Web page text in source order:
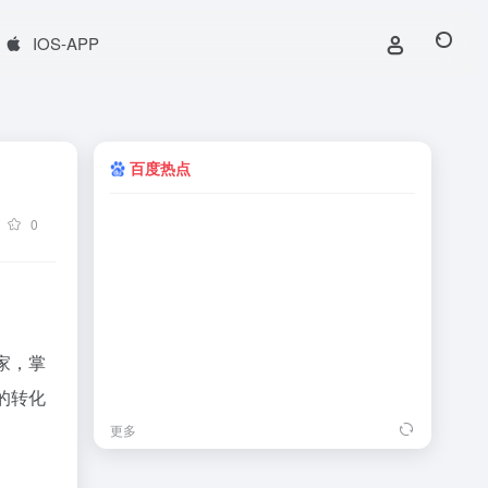
IOS-APP
0
，掌
转化
百度热点
更多